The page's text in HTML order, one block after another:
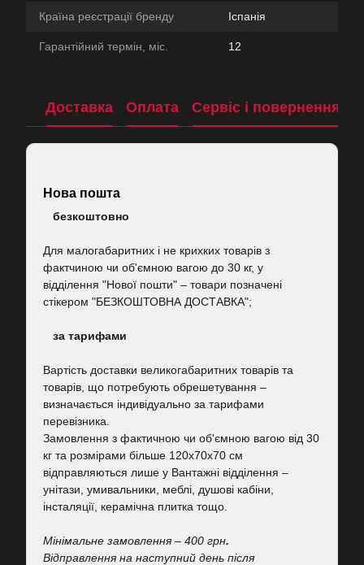
Країна реєстрації бренду Іспанія
Гарантійний термін, міс. 12
Доставка Оплата Сервіс і повернення
Нова пошта
безкоштовно
Для малогабаритних і не крихких товарів з
фактчиною чи об'ємною вагою до 30 кг, у
відділення "Нової пошти" – товари позначені
стікером "БЕЗКОШТОВНА ДОСТАВКА";
за тарифами
Вартість доставки великогабаритних товарів та
товарів, що потребують обрешетування –
визначається індивідуально за тарифами
перевізника.
Замовлення з фактичною чи об'ємною вагою від 30
кг та розмірами більше 120х70х70 см
відправляються лише у Вантажні відділення –
унітази, умивальники, меблі, душові кабіни,
інсталяції, керамічна плитка тощо.
Мінімальне замовлення – 400 грн.
Відправлення на наступний день після